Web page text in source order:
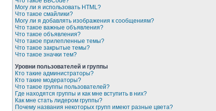
Могу ли я использовать HTML?
Что такое смайлики?
Могу ли я добавлять изображения к сообщениям?
Что такое важные объявления?
Что такое объявления?
Что такое прилепленные темы?
Что такое закрытые темы?
Что такое значки тем?
Уровни пользователей и группы
Кто такие администраторы?
Кто такие модераторы?
Что такое группы пользователей?
Где находятся группы и как мне вступить в них?
Как мне стать лидером группы?
Почему названия некоторых групп имеют разные цвета?